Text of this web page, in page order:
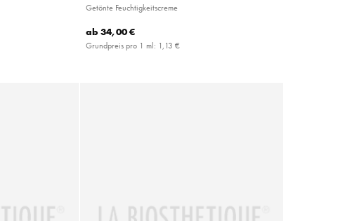
Getönte Feuchtigkeitscreme
ab 34,00 €
Grundpreis pro 1 ml: 1,13 €